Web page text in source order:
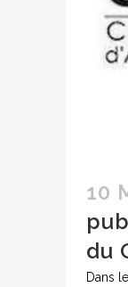
10
du
Dans